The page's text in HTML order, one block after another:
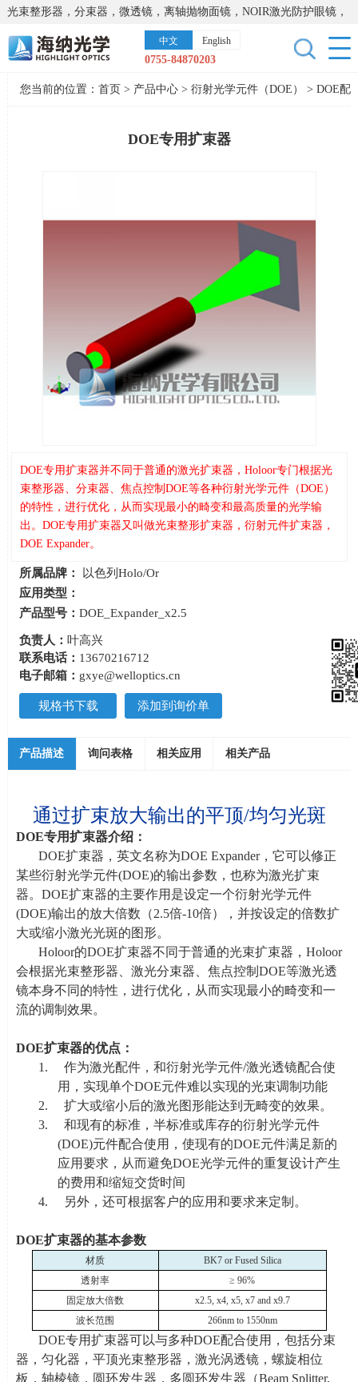
光束整形器，分束器，微透镜，离轴抛物面镜，NOIR激光防护眼镜，
太阳能模拟器，显微镜载物台，激光器，光谱仪，红外热像仪，激光
晶体
中文 English
0755-84870203
您当前的位置： 首页 > 产品中心> 衍射光学元件（DOE） > DOE配
DOE专用扩束器
DOE专用扩束器并不同于普通的激光扩束器，Holoor专门根据光
束整形器、分束器、焦点控制DOE等各种衍射光学元件（DOE）
的特性，进行优化，从而实现最小的畸变和最高质量的光学输
出。DOE专用扩束器又叫做光束整形扩束器，衍射元件扩束器，
DOE Expander。
所属品牌：
以色列Holo/Or
应用类型：
产品型号：DOE_Expander_x2.5
负责人： 叶高兴
联系电话： 13670216712
电子邮箱： gxye@welloptics.cn
规格书下载 添加到询价单
产品描述 询问表格 相关应用 相关产品
通过扩束放大输出的平顶/均匀光斑
DOE专用扩束器介绍：
DOE扩束器，英文名称为DOE Expander，它可以修正
某些衍射光学元件(DOE)的输出参数，也称为激光扩束
器。 DOE扩束器的主要作用是设定一个衍射光学元件
(DOE)输出的放大倍数（2.5倍-10倍），并按设定的倍数扩
大或缩小激光光斑的图形。
Holoor的DOE扩束器不同于普通的光束扩束器， Holoor
会根据光束整形器、激光分束器、焦点控制 DOE等激光透
镜本身不同的特性，进行优化，从而实现最小的畸变和一
流的调制效果。
DOE扩束器的优点：
1. 作为激光配件，和衍射光学元件/激光透镜配合使
用，实现单个DOE元件难以实现的光束调制功能
2. 扩大或缩小后的激光图形能达到无畸变的效果。
3. 和现有的标准，半标准或库存的衍射光学元件
(DOE)元件配合使用，使现有的DOE元件满足新的
应用要求，从而避免DOE光学元件的重复设计产生
的费用和缩短交货时间
4. 另外，还可根据客户的应用和要求来定制。
DOE扩束器的基本参数
材质
BK7 or Fused Silica
透射率
≥ 96%
固定放大倍数
x2.5, x4, x5, x7 and x9.7
波长范围
266nm to 1550nm
DOE专用扩束器可以与多种DOE配合使用，包括分束
器，匀化器，平顶光束整形器，激光涡透镜，螺旋相位
板，轴棱镜，圆环发生器，多圆环发生器（Beam Splitter,